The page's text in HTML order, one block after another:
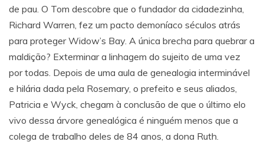
de pau. O Tom descobre que o fundador da cidadezinha,
Richard Warren, fez um pacto demoníaco séculos atrás
para proteger Widow’s Bay. A única brecha para quebrar a
maldição? Exterminar a linhagem do sujeito de uma vez
por todas. Depois de uma aula de genealogia interminável
e hilária dada pela Rosemary, o prefeito e seus aliados,
Patricia e Wyck, chegam à conclusão de que o último elo
vivo dessa árvore genealógica é ninguém menos que a
colega de trabalho deles de 84 anos, a dona Ruth.